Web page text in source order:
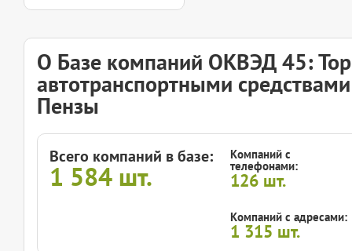
О Базе компаний ОКВЭД 45:
автотранспортными
Пензы
Всего компаний в базе:
1 584 шт.
Компаний с
телефонами:
126 шт.
Компаний с адресами:
1 315 шт.